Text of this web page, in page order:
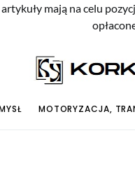
mają na celu
MOTORYZACJA,